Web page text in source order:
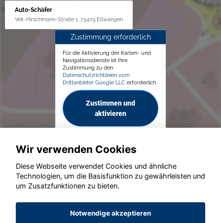
Auto-Schäfer
Veit-Hirschmann-Straße 1, 73479 Ellwangen
Zustimmung erforderlich
Für die Aktivierung der Karten- und
Navigationsdienste ist Ihre
Zustimmung zu den
Datenschutzrichtlinien vom
Drittanbieter Google LLC erforderlich.
Zustimmen und
aktivieren
© konjunkturmotor.de GmbH 2020 - 2026
Wir verwenden Cookies
Diese Webseite verwendet Cookies und ähnliche
Technologien, um die Basisfunktion zu gewährleisten und
um Zusatzfunktionen zu bieten.
Notwendige akzeptieren